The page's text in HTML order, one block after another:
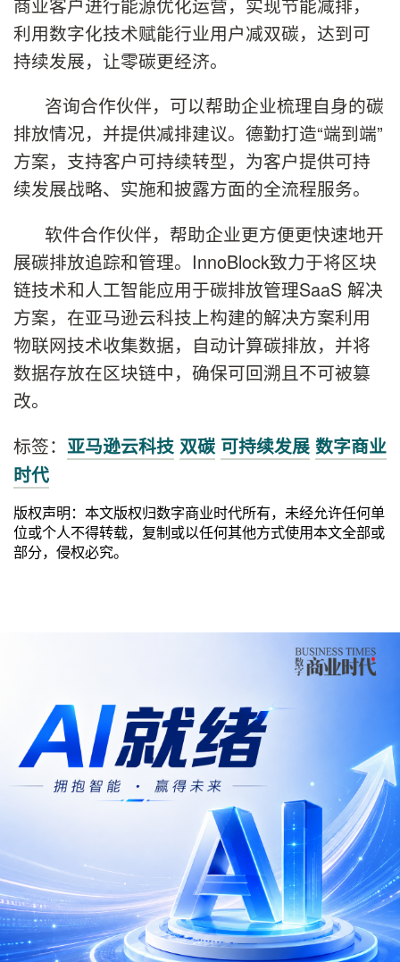
利用数字化技术赋能行业用户减双碳，达到可
持续发展，让零碳更经济。
咨询合作伙伴，可以帮助企业梳理自身的碳
排放情况，并提供减排建议。德勤打造“端到端”
方案，支持客户可持续转型，为客户提供可持
续发展战略、实施和披露方面的全流程服务。
软件合作伙伴，帮助企业更方便更快速地开
展碳排放追踪和管理。InnoBlock致力于将区块
链技术和人工智能应用于碳排放管理SaaS 解决
方案，在亚马逊云科技上构建的解决方案利用
物联网技术收集数据，自动计算碳排放，并将
数据存放在区块链中，确保可回溯且不可被篡
改。
标签： 亚马逊云科技 双碳 可持续发展 数字商业
时代
版权声明：本文版权归数字商业时代所有，未经允许任何单
位或个人不得转载，复制或以任何其他方式使用本文全部或
部分，侵权必究。